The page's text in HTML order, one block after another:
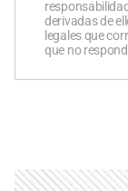
derivadas de
legales que
que no